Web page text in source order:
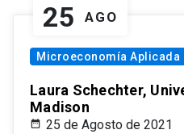
25 AGO
Microeconomía Aplicada
Laura Schechter,
Madison
25 de Agosto de 2021